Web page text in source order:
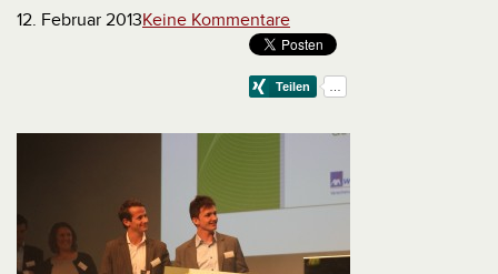
12. Februar 2013Keine Kommentare